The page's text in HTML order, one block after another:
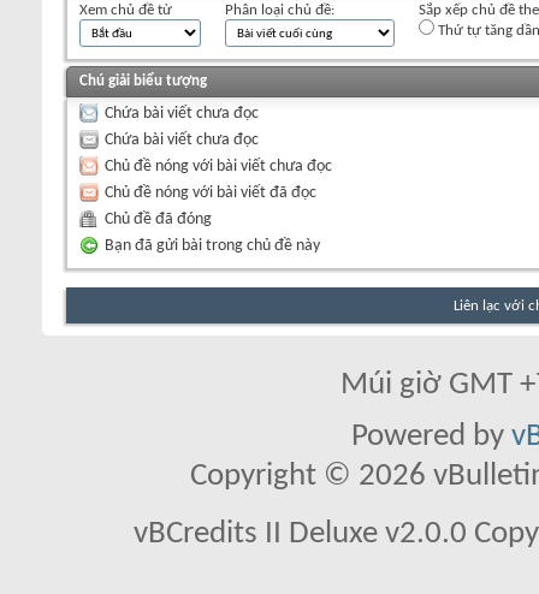
Xem chủ đề từ Phân loại chủ đề:
Sắp xếp chủ đề
Thứ tự tăng dần
Chú giải biểu tượng
Chứa bài viết chưa đọc
Chứa bài viết chưa đọc
Chủ đề nóng với bài viết chưa đọc
Chủ đề nóng với bài viết đã đọc
Chủ đề đã đóng
Bạn đã gửi bài trong chủ đề này
Liên lạc với
Múi giờ GMT
Powered by
Copyright © 2026
vBCredits II Deluxe v2.0.0